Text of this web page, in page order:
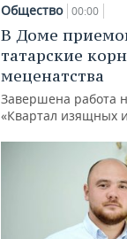
Общество 00:00
В Доме
татарские
меценатства
Завершена работа
«Квартал изящных